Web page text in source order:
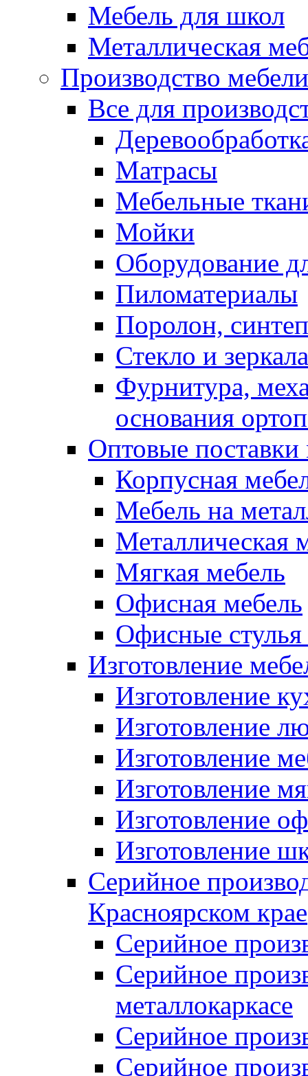
Мебель для школ
Металлическая
Производство мебели
Все для
Матрасы
Мебельные
Мойки
Оборудование
Пиломатериалы
Поролон,
Стекло и зеркала
Фурнитура,
основания
Оптовые поставки
Корпусная
Мебель на
Металлическая
Мягкая мебель
Офисная мебель
Офисные стулья
Изготовление
Изготовление
Изготовление
Изготовление
Изготовление
Изготовление
Изготовление
Серийное
Красноярском крае
Серийное
Серийное
металлокаркасе
Серийное
Серийное